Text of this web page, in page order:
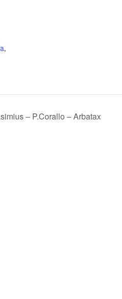
,
– P.Corallo – Arbatax